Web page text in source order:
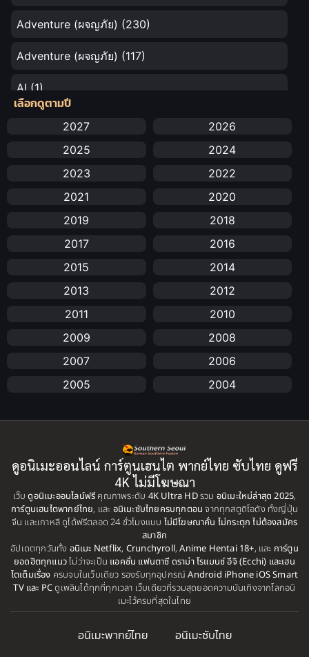
Adventure (ผจญภัย) (230)
Adventure (ผจญภัย) (117)
AI (1)
Amazon Prime
Anal (ประตูหลัง)
Animation การ์ตูน
Animation อนิเมะ
Animation แอนิเมชั่น
(25)
BBC(1)
Big tits (นมใหญ่)(19)
Biography
Bitch (ผู้หญิงร่าน)(1)
Blackmail (ข่มขู่) (1)
เลือกดูตามปี
2027
2026
2025
2024
2023
2022
2021
2020
2019
2018
2017
2016
2015
2014
2013
2012
2011
2010
2009
2008
2007
2006
2005
2004
1999
1998
1995
1993
1992
1991
1990
1989
1988
1987
1981
1980
ดูอนิเมะออนไลน์ การ์ตูนเฮนไต พากย์ไทย ซับไทย ดูฟรี
4K ไม่มีโฆษณา
เว็บดูอนิเมะออนไลน์ฟรี คุณภาพระดับ 4K Ultra HDรวม อนิเมะใหม่ล่าสุด 2025,
การ์ตูนเฮนไตพากย์ไทย, และ อนิเมะซับไทยครบทุกตอน จากทุกสตูดิโอดัง ทั้งญี่ปุ่น
จีน และเกาหลี ดูได้ฟรีตลอด 24 ชั่วโมงแบบ ไม่มีโฆษณาคั่น ไม่กระตุก ไม่ต้องสมัคร
สมาชิก
อัปเดตทุกวันทั้ง อนิเมะ Netflix, Crunchyroll,Anime Hentai 18+, และ การ์ตูน
ยอดฮิตทุกแนวไม่ว่าจะเป็น แอคชั่น แฟนตาซี ดราม่า โรแมนซ์ อีจิ (Ecchi) และเฮน
ไตเต็มเรื่อง ครบจบในเว็บเดียว รองรับทุกอุปกรณ์Android iPhone iOS Smart
TV และ PCดูเพลินได้ทุกที่ทุกเวลา เว็บเดียวที่รวมสุดยอดความบันเทิงจากโลกอนิ
เมะไว้ครบที่สุดในไทย
อนิเมะพากย์ไทย อนิเมะซับไทย